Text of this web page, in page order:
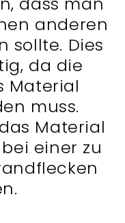
anderen
sollte. Dies
da die
Material
muss.
Material
einer zu